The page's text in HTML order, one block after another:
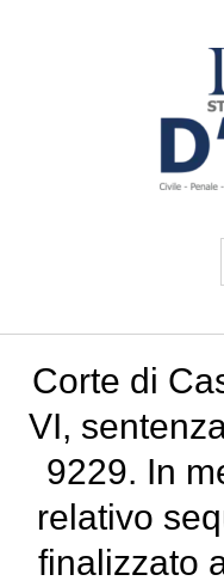
Corte di
VI,
9229. In
relativo
finalizzato